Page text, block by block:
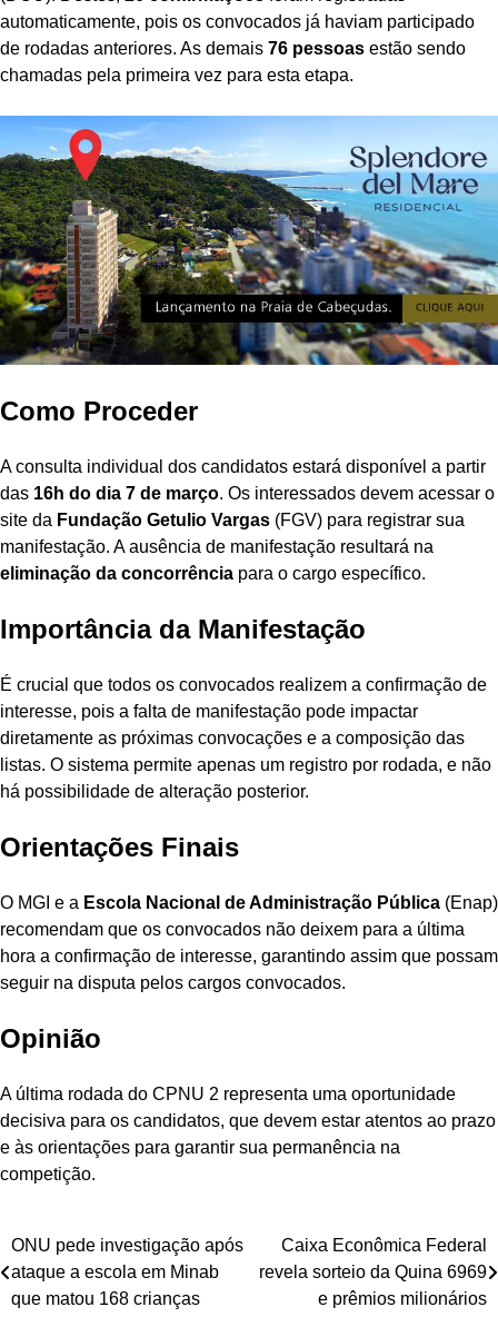
automaticamente, pois os convocados já haviam participado
de rodadas anteriores. As demais 76 pessoas estão sendo
chamadas pela primeira vez para esta etapa.
Como Proceder
A consulta individual dos candidatos estará disponível a partir
das 16h do dia 7 de março. Os interessados devem acessar o
site da Fundação Getulio Vargas (FGV) para registrar sua
manifestação. A ausência de manifestação resultará na
eliminação da concorrência para o cargo específico.
Importância da Manifestação
É crucial que todos os convocados realizem a confirmação de
interesse, pois a falta de manifestação pode impactar
diretamente as próximas convocações e a composição das
listas. O sistema permite apenas um registro por rodada, e não
há possibilidade de alteração posterior.
Orientações Finais
O MGI e a Escola Nacional de Administração Pública (Enap)
recomendam que os convocados não deixem para a última
hora a confirmação de interesse, garantindo assim que possam
seguir na disputa pelos cargos convocados.
Opinião
A última rodada do CPNU 2 representa uma oportunidade
decisiva para os candidatos, que devem estar atentos ao prazo
e às orientações para garantir sua permanência na
competição.
Navegação
de
ONU pede investigação após
ataque a escola em Minab
que matou 168 crianças
Caixa Econômica Federal
revela sorteio da Quina 6969
e prêmios milionários